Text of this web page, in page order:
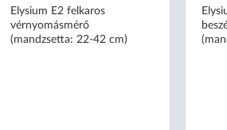
Elysium E2 felkaros
vérnyomásmérő
(mandzsetta: 22-42 cm)